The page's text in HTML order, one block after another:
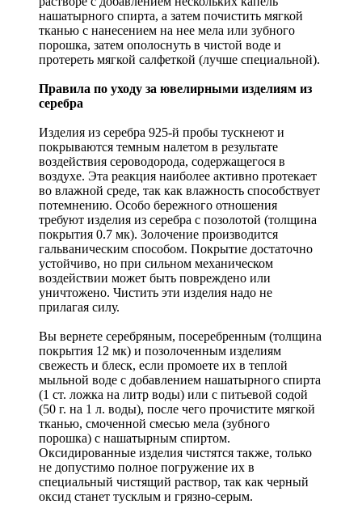
нашатырного спирта, а затем почистить мягкой
тканью с нанесением на нее мела или зубного
порошка, затем ополоснуть в чистой воде и
протереть мягкой салфеткой (лучше специальной).
Правила по уходу за ювелирными изделиям из
серебра
Изделия из серебра 925-й пробы тускнеют и
покрываются темным налетом в результате
воздействия сероводорода, содержащегося в
воздухе. Эта реакция наиболее активно протекает
во влажной среде, так как влажность способствует
потемнению. Особо бережного отношения
требуют изделия из серебра с позолотой (толщина
покрытия 0.7 мк). Золочение производится
гальваническим способом. Покрытие достаточно
устойчиво, но при сильном механическом
воздействии может быть повреждено или
уничтожено. Чистить эти изделия надо не
прилагая силу.
Вы вернете серебряным, посеребренным (толщина
покрытия 12 мк) и позолоченным изделиям
свежесть и блеск, если промоете их в теплой
мыльной воде с добавлением нашатырного спирта
(1 ст. ложка на литр воды) или с питьевой содой
(50 г. на 1 л. воды), после чего прочистите мягкой
тканью, смоченной смесью мела (зубного
порошка) с нашатырным спиртом.
Оксидированные изделия чистятся также, только
не допустимо полное погружение их в
специальный чистящий раствор, так как черный
оксид станет тусклым и грязно-серым.